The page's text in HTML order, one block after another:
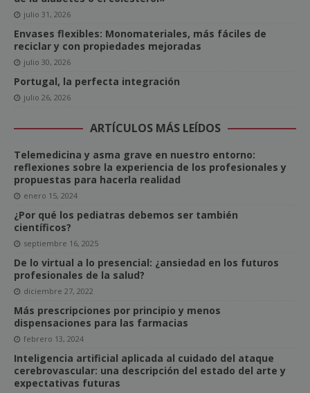
julio 31, 2026
Envases flexibles: Monomateriales, más fáciles de
reciclar y con propiedades mejoradas
julio 30, 2026
Portugal, la perfecta integración
julio 26, 2026
ARTÍCULOS MÁS LEÍDOS
Telemedicina y asma grave en nuestro entorno:
reflexiones sobre la experiencia de los profesionales y
propuestas para hacerla realidad
enero 15, 2024
¿Por qué los pediatras debemos ser también
científicos?
septiembre 16, 2025
De lo virtual a lo presencial: ¿ansiedad en los futuros
profesionales de la salud?
diciembre 27, 2022
Más prescripciones por principio y menos
dispensaciones para las farmacias
febrero 13, 2024
Inteligencia artificial aplicada al cuidado del ataque
cerebrovascular: una descripción del estado del arte y
expectativas futuras